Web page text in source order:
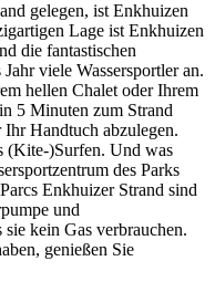
gelegen, ist Enkhuizen
Lage ist Enkhuizen
die fantastischen
viele Wassersportler an.
hellen Chalet oder Ihrem
5 Minuten zum Strand
Ihr Handtuch abzulegen.
(Kite-)Surfen. Und was
des Parks
Enkhuizer Strand sind
und
sie kein Gas verbrauchen.
genießen Sie